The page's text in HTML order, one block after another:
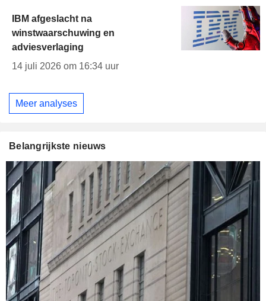
IBM afgeslacht na
winstwaarschuwing en
adviesverlaging
14 juli 2026 om 16:34 uur
Meer analyses
Belangrijkste nieuws